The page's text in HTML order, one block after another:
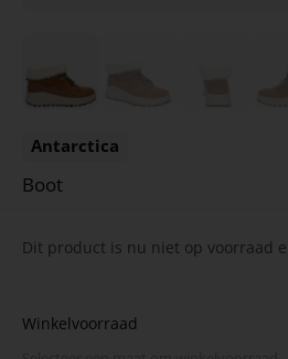
Antarctica
Boot
Dit product is nu niet op voorraad
Winkelvoorraad